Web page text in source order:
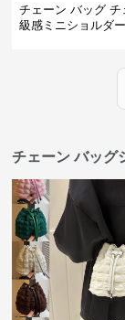
チェーン バッグ チ
級感ミニショルダ
チェーン バッグ